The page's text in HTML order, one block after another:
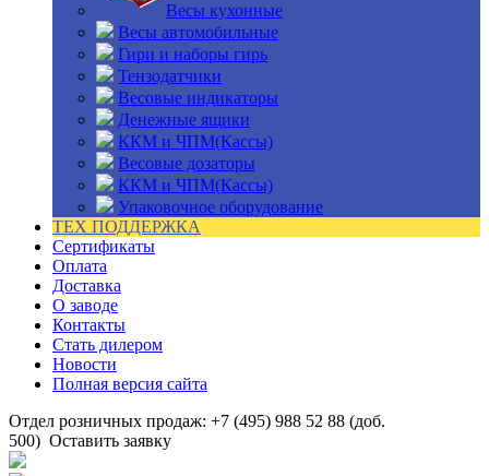
Весы кухонные
Весы автомобильные
Гири и наборы гирь
Тензодатчики
Весовые индикаторы
Денежные ящики
ККМ и ЧПМ(Кассы)
Весовые дозаторы
ККМ и ЧПМ(Кассы)
Упаковочное оборудование
ТЕХ ПОДДЕРЖКА
Сертификаты
Оплата
Доставка
О заводе
Контакты
Стать дилером
Новости
Полная версия сайта
Отдел розничных продаж: +7 (495) 988 52 88 (доб.
500) Оставить заявку